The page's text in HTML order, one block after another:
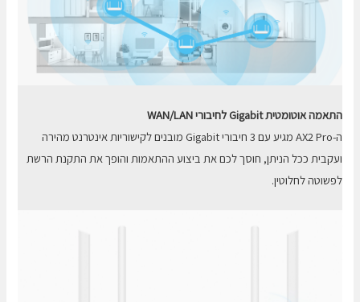
התאמה אוטומטיתGigabit לחיבוריWAN/LAN
ה-AX2 Pro מגיע עם 3 חיבורי Gigabit מובנים לקישוריות אינטרנט מהירה
ועקבית ככל הניתן, חוסך לכם את ביצוע ההתאמות והופך את התקנת הרשת
לפשוטה לחלוטין.